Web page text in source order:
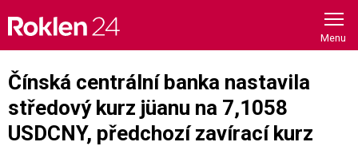
content
Čínská centrální banka nastavila
středový kurz jüanu na 7,1058
USDCNY, předchozí zavírací kurz